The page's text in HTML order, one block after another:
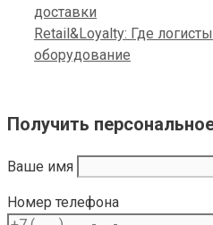
доставки
Retail&Loyalty: Где
оборудование
Получить
Ваше имя
Номер телефона